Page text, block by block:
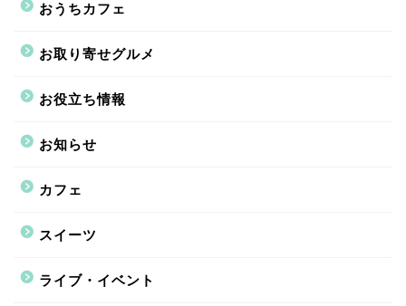
おうちカフェ
お取り寄せグルメ
お役立ち情報
お知らせ
カフェ
スイーツ
ライブ・イベント